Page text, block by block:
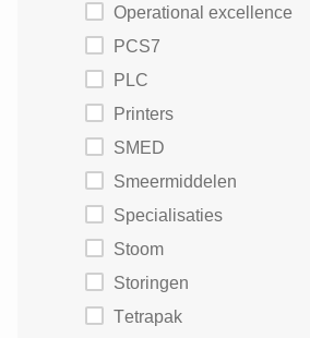
Operational excellence
PCS7
PLC
Printers
SMED
Smeermiddelen
Specialisaties
Stoom
Storingen
Tetrapak